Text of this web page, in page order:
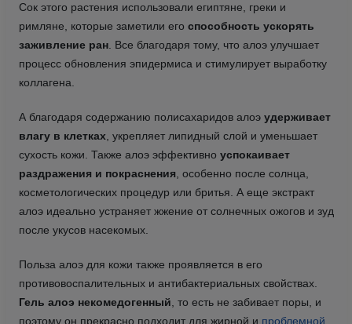
Сок этого растения использовали египтяне, греки и
римляне, которые заметили его способность ускорять
заживление ран. Все благодаря тому, что алоэ улучшает
процесс обновления эпидермиса и стимулирует выработку
коллагена.
А благодаря содержанию полисахаридов алоэ удерживает
влагу в клетках , укрепляет липидный слой и уменьшает
сухость кожи. Также алоэ эффективно успокаивает
раздражения и покраснения , особенно после солнца,
косметологических процедур или бритья. А еще экстракт
алоэ идеально устраняет жжение от солнечных ожогов и зуд
после укусов насекомых.
Польза алоэ для кожи также проявляется в его
противовоспалительных и антибактериальных свойствах.
Гель алоэ некомедогенный , то есть не забивает поры, и
поэтому он прекрасно подходит для жирной и проблемной